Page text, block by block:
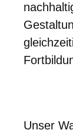
Unser